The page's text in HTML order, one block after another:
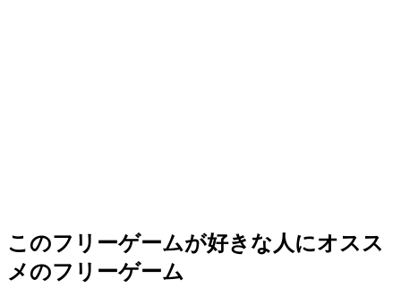
このフリーゲームが好きな人にオスス
メのフリーゲーム